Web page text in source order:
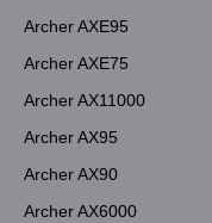
Archer AXE95
Archer AXE75
Archer AX11000
Archer AX95
Archer AX90
Archer AX6000